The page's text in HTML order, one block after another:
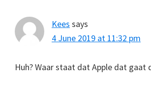
Kees says
4 June 2019 at 11:32 pm
Huh? Waar staat dat Apple dat gaat